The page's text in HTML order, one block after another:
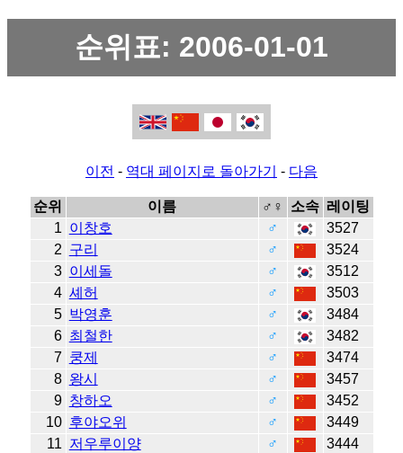
순위표: 2006-01-01
이전 - 역대 페이지로 돌아가기 - 다음
순위 이름 ♂♀ 소속 레이팅
1 이창호 ♂
3527
2 구리 ♂
3524
3 이세돌 ♂
3512
4 셰허 ♂
3503
5 박영훈 ♂
3484
6 최철한 ♂
3482
7 쿵제 ♂
3474
8 왕시 ♂
3457
9 창하오 ♂
3452
10 후야오위 ♂
3449
11 저우루이양 ♂
3444